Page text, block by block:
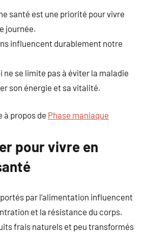
santé est une priorité pour vivre
journée.
influencent durablement notre
ne se limite pas à éviter la maladie
son énergie et sa vitalité.
à propos de Phase maniaque
pour vivre en
par l’alimentation influencent
et la résistance du corps.
frais naturels et peu transformés